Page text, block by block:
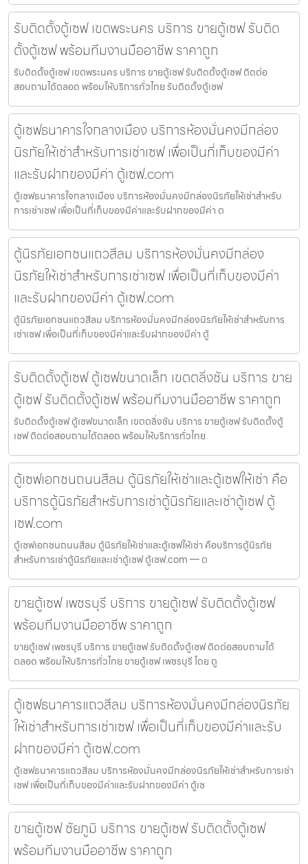
รับติดตั้งตู้เซฟ เขตพระนคร บริการ ขายตู้เซฟ รับติด
ตั้งตู้เซฟ พร้อมทีมงานมืออาชีพ ราคาถูก
รับติดตั้งตู้เซฟ เขตพระนคร บริการ ขายตู้เซฟ รับติดตั้งตู้เซฟ ติดต่อ
สอบถามได้ตลอด พร้อมให้บริการทั่วไทย รับติดตั้งตู้เซฟ
ตู้เซฟธนาคารใจกลางเมือง บริการห้องมั่นคงมีกล่อง
นิรภัยให้เช่าสำหรับการเช่าเซฟ เพื่อเป็นที่เก็บของมีค่า
และรับฝากของมีค่า ตู้เซฟ.com
ตู้เซฟธนาคารใจกลางเมือง บริการห้องมั่นคงมีกล่องนิรภัยให้เช่าสำหรับ
การเช่าเซฟ เพื่อเป็นที่เก็บของมีค่าและรับฝากของมีค่า ต
ตู้นิรภัยเอกชนแถวสีลม บริการห้องมั่นคงมีกล่อง
นิรภัยให้เช่าสำหรับการเช่าเซฟ เพื่อเป็นที่เก็บของมีค่า
และรับฝากของมีค่า ตู้เซฟ.com
ตู้นิรภัยเอกชนแถวสีลม บริการห้องมั่นคงมีกล่องนิรภัยให้เช่าสำหรับการ
เช่าเซฟ เพื่อเป็นที่เก็บของมีค่าและรับฝากของมีค่า ตู้
รับติดตั้งตู้เซฟ ตู้เซฟขนาดเล็ก เขตตลิ่งชัน บริการ ขาย
ตู้เซฟ รับติดตั้งตู้เซฟ พร้อมทีมงานมืออาชีพ ราคาถูก
รับติดตั้งตู้เซฟ ตู้เซฟขนาดเล็ก เขตตลิ่งชัน บริการ ขายตู้เซฟ รับติดตั้งตู้
เซฟ ติดต่อสอบถามได้ตลอด พร้อมให้บริการทั่วไทย
ตู้เซฟเอกชนถนนสีลม ตู้นิรภัยให้เช่าและตู้เซฟให้เช่า คือ
บริการตู้นิรภัยสำหรับการเช่าตู้นิรภัยและเช่าตู้เซฟ ตู้
เซฟ.com
ตู้เซฟเอกชนถนนสีลม ตู้นิรภัยให้เช่าและตู้เซฟให้เช่า คือบริการตู้นิรภัย
สำหรับการเช่าตู้นิรภัยและเช่าตู้เซฟ ตู้เซฟ.com — ต
ขายตู้เซฟ เพชรบุรี บริการ ขายตู้เซฟ รับติดตั้งตู้เซฟ
พร้อมทีมงานมืออาชีพ ราคาถูก
ขายตู้เซฟ เพชรบุรี บริการ ขายตู้เซฟ รับติดตั้งตู้เซฟ ติดต่อสอบถามได้
ตลอด พร้อมให้บริการทั่วไทย ขายตู้เซฟ เพชรบุรี โดย ตู
ตู้เซฟธนาคารแถวสีลม บริการห้องมั่นคงมีกล่องนิรภัย
ให้เช่าสำหรับการเช่าเซฟ เพื่อเป็นที่เก็บของมีค่าและรับ
ฝากของมีค่า ตู้เซฟ.com
ตู้เซฟธนาคารแถวสีลม บริการห้องมั่นคงมีกล่องนิรภัยให้เช่าสำหรับการเช่า
เซฟ เพื่อเป็นที่เก็บของมีค่าและรับฝากของมีค่า ตู้เซ
ขายตู้เซฟ ชัยภูมิ บริการ ขายตู้เซฟ รับติดตั้งตู้เซฟ
พร้อมทีมงานมืออาชีพ ราคาถูก